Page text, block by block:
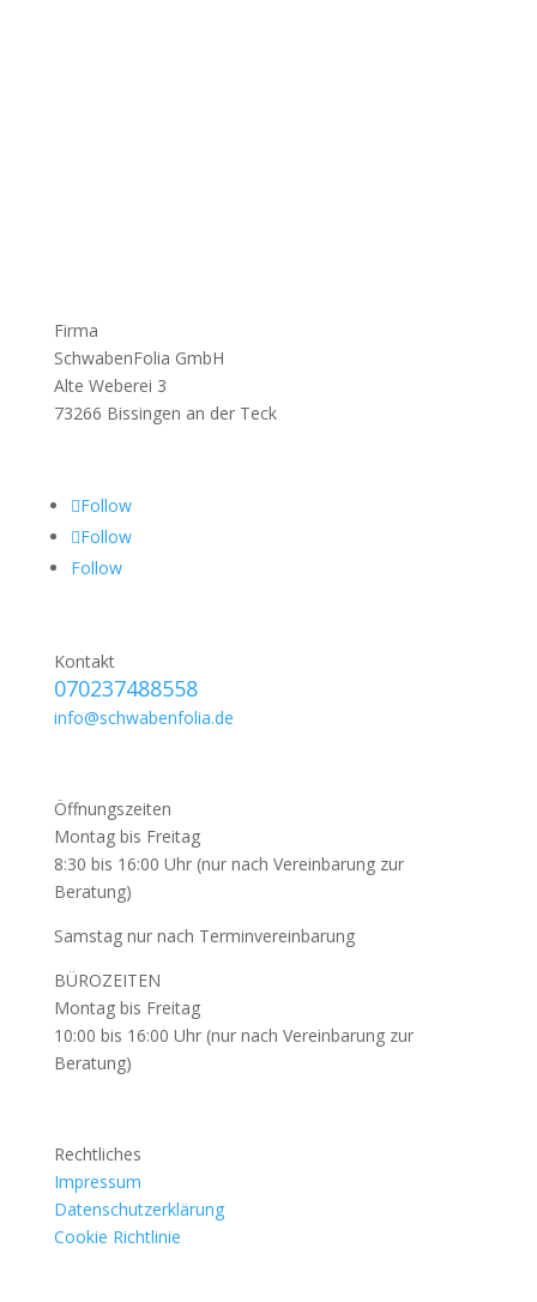
Firma
SchwabenFolia GmbH
Alte Weberei 3
73266 Bissingen an der Teck
Follow
Follow
Follow
Kontakt
070237488558
info@schwabenfolia.de
Öffnungszeiten
Montag bis Freitag
8:30 bis 16:00 Uhr (nur nach Vereinbarung zur
Beratung)
Samstag nur nach Terminvereinbarung
BÜROZEITEN
Montag bis Freitag
10:00 bis 16:00 Uhr (nur nach Vereinbarung zur
Beratung)
Rechtliches
Impressum
Datenschutzerklärung
Cookie Richtlinie